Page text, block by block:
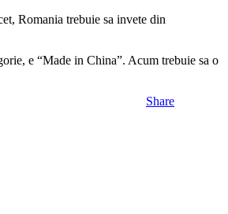
Romania trebuie sa invete din
e “Made in China”. Acum trebuie sa o
Share